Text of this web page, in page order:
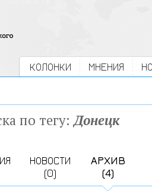
КОЛОНКИ МНЕНИЯ
по тегу:Донецк
НОВОСТИ
(0)
АРХИВ
(4)